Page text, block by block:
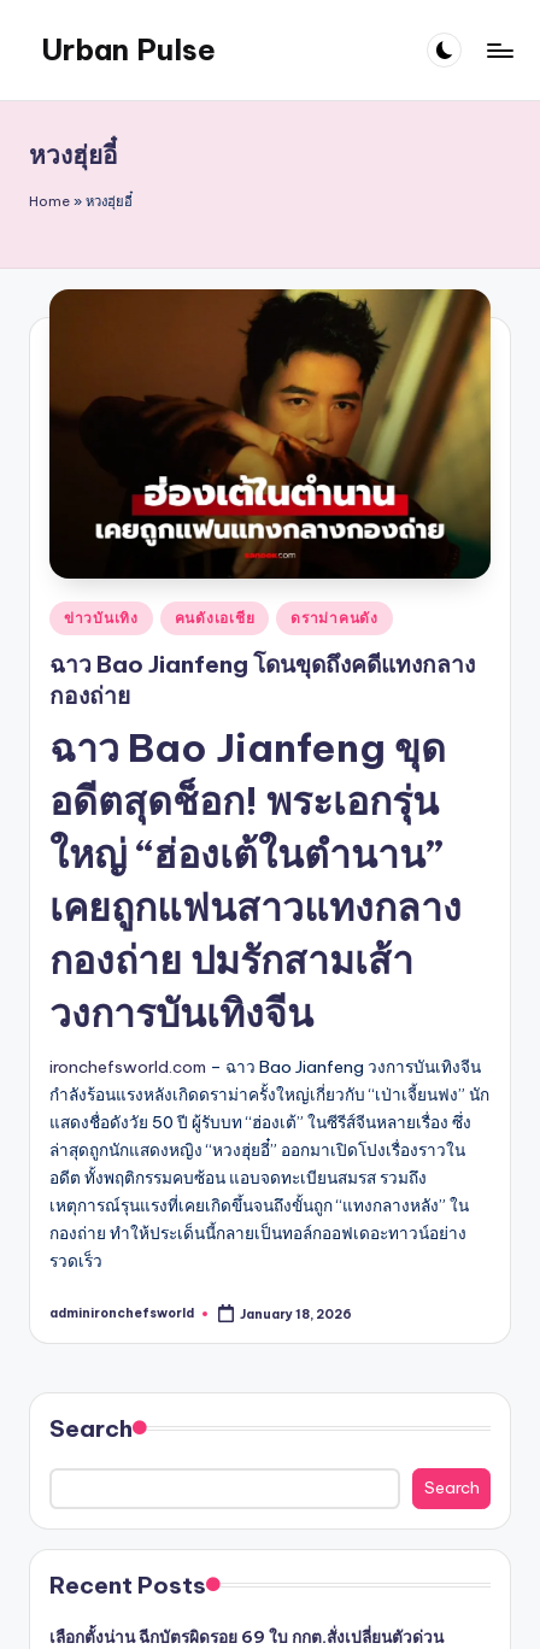
content
Urban Pulse
หวงฮุ่ยอี๋
Home » หวงฮุ่ยอี๋
Posted
in
ข่าวบันเทิง คนดังเอเชีย ดราม่าคนดัง
ฉาว Bao Jianfeng โดนขุดถึงคดีแทงกลาง
กองถ่าย
ฉาว Bao Jianfeng ขุด
อดีตสุดช็อก! พระเอกรุ่น
ใหญ่ “ฮ่องเต้ในตำนาน”
เคยถูกแฟนสาวแทงกลาง
กองถ่าย ปมรักสามเส้า
วงการบันเทิงจีน
ironchefsworld.com – ฉาว Bao Jianfeng วงการบันเทิงจีน
กำลังร้อนแรงหลังเกิดดราม่าครั้งใหญ่เกี่ยวกับ “เป่าเจี้ยนฟง” นัก
แสดงชื่อดังวัย 50 ปี ผู้รับบท “ฮ่องเต้” ในซีรีส์จีนหลายเรื่อง ซึ่ง
ล่าสุดถูกนักแสดงหญิง “หวงฮุ่ยอี๋” ออกมาเปิดโปงเรื่องราวใน
อดีต ทั้งพฤติกรรมคบซ้อน แอบจดทะเบียนสมรส รวมถึง
เหตุการณ์รุนแรงที่เคยเกิดขึ้นจนถึงขั้นถูก “แทงกลางหลัง” ใน
กองถ่าย ทำให้ประเด็นนี้กลายเป็นทอล์กออฟเดอะทาวน์อย่าง
รวดเร็ว
Posted
adminironchefsworld January 18, 2026
Search
Search
Recent Posts
เลือกตั้งน่าน ฉีกบัตรผิดรอย 69 ใบ กกต.สั่งเปลี่ยนตัวด่วน